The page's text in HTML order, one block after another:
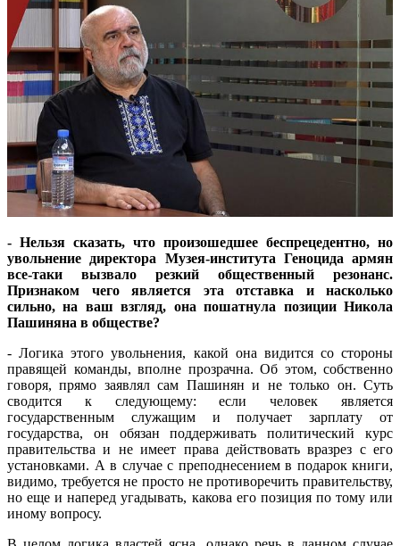
- Нельзя сказать, что произошедшее беспрецедентно, но
увольнение директора Музея-института Геноцида армян
все-таки вызвало резкий общественный резонанс.
Признаком чего является эта отставка и насколько
сильно, на ваш взгляд, она пошатнула позиции Никола
Пашиняна в обществе?
- Логика этого увольнения, какой она видится со стороны
правящей команды, вполне прозрачна. Об этом, собственно
говоря, прямо заявлял сам Пашинян и не только он. Суть
сводится к следующему: если человек является
государственным служащим и получает зарплату от
государства, он обязан поддерживать политический курс
правительства и не имеет права действовать вразрез с его
установками. А в случае с преподнесением в подарок книги,
видимо, требуется не просто не противоречить правительству,
но еще и наперед угадывать, какова его позиция по тому или
иному вопросу.